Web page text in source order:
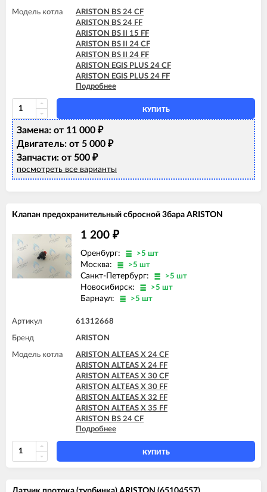
Модель котла
ARISTON BS 24 CF
ARISTON BS 24 FF
ARISTON BS II 15 FF
ARISTON BS II 24 CF
ARISTON BS II 24 FF
ARISTON EGIS PLUS 24 CF
ARISTON EGIS PLUS 24 FF
ARISTON MATIS 24 CF
ARISTON MATIS 24 FF
Подробнее
КУПИТЬ
Замена: от 11 000 ₽
Двигатель: от 5 000 ₽
Запчасти: от 500 ₽
посмотреть все варианты
Клапан предохранительный сбросной 3бара ARISTON
1 200 ₽
Оренбург: >5 шт
Москва: >5 шт
Санкт-Петербург: >5 шт
Новосибирск: >5 шт
Барнаул: >5 шт
Артикул 61312668
Бренд ARISTON
Модель котла
ARISTON ALTEAS X 24 CF
ARISTON ALTEAS X 24 FF
ARISTON ALTEAS X 30 CF
ARISTON ALTEAS X 30 FF
ARISTON ALTEAS X 32 FF
ARISTON ALTEAS X 35 FF
ARISTON BS 24 CF
ARISTON BS 24 FF
ARISTON BS II 15 FF
ARISTON BS II 24 CF
ARISTON BS II 24 CF-EU
Подробнее
КУПИТЬ